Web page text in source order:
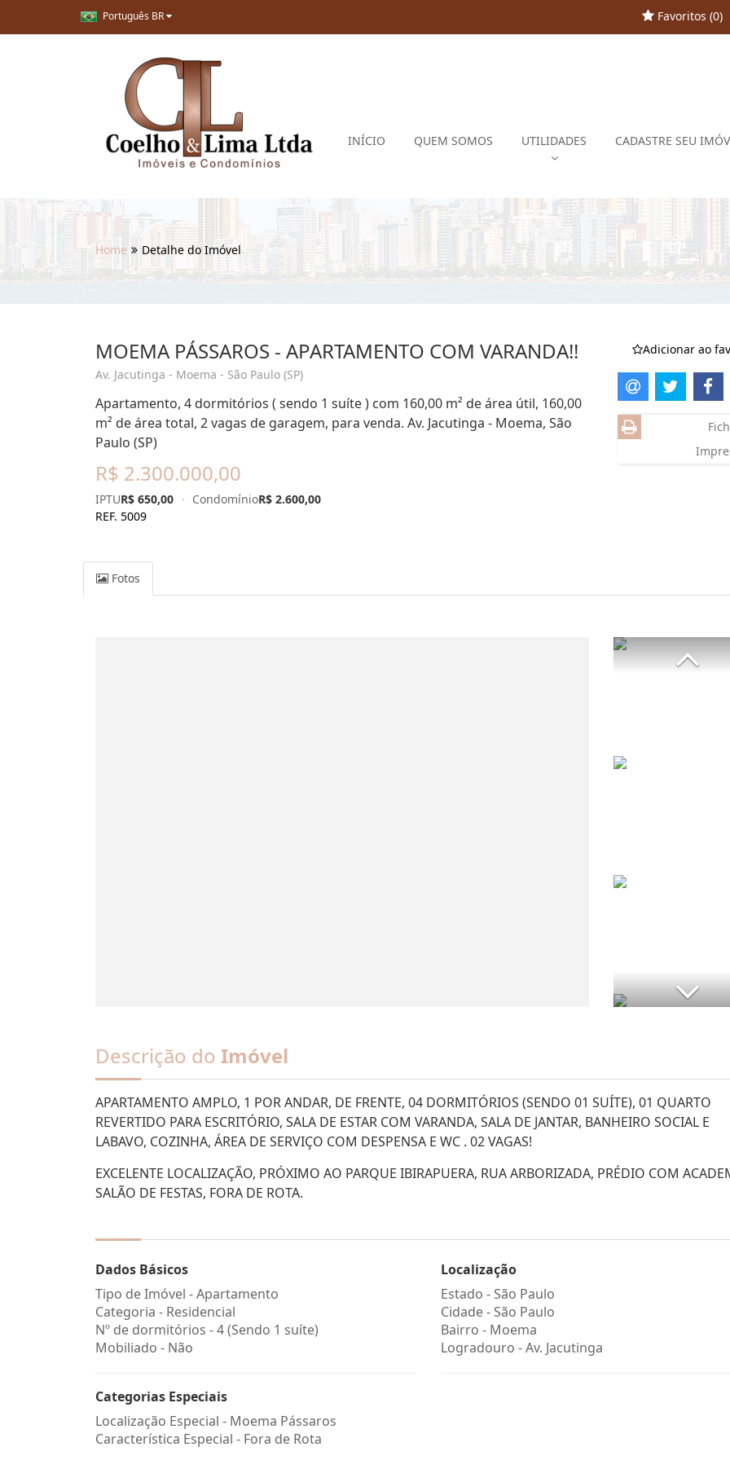
Português BR Favoritos (0)
INÍCIO QUEM SOMOS UTILIDADES CADASTRE SEU
Home Detalhe do Imóvel
MOEMA PÁSSAROS - APARTAMENTO COM VARANDA!!
Av. Jacutinga - Moema - São Paulo (SP)
Apartamento, 4 dormitórios ( sendo 1 suíte ) com 160,00 m² de área útil, 160,00
m² de área total, 2 vagas de garagem, para venda. Av. Jacutinga - Moema, São
Paulo (SP)
R$ 2.300.000,00
IPTUR$ 650,00 · CondomínioR$ 2.600,00
REF. 5009
Adicionar ao
Fotos
Descrição do Imóvel
APARTAMENTO AMPLO, 1 POR ANDAR, DE FRENTE, 04 DORMITÓRIOS (SENDO 01 SUÍTE), 01 QUARTO
REVERTIDO PARA ESCRITÓRIO, SALA DE ESTAR COM VARANDA, SALA DE JANTAR, BANHEIRO SOCIAL E
LABAVO, COZINHA, ÁREA DE SERVIÇO COM DESPENSA E WC . 02 VAGAS!
EXCELENTE LOCALIZAÇÃO, PRÓXIMO AO PARQUE IBIRAPUERA, RUA ARBORIZADA, PRÉDIO COM
SALÃO DE FESTAS, FORA DE ROTA.
Dados Básicos
Tipo de Imóvel - Apartamento
Categoria - Residencial
Nº de dormitórios - 4 (Sendo 1 suíte)
Mobiliado - Não
Categorias Especiais
Localização Especial - Moema Pássaros
Característica Especial - Fora de Rota
Localização
Estado -São Paulo
Cidade -São Paulo
Bairro - Moema
Logradouro -Av. Jacutinga